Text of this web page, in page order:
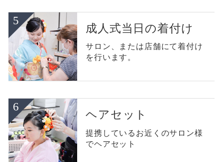
成人式当日の着付け
サロン、または店舗にて着付け
を行います。
ヘアセット
提携しているお近くのサロン様
でヘアセット